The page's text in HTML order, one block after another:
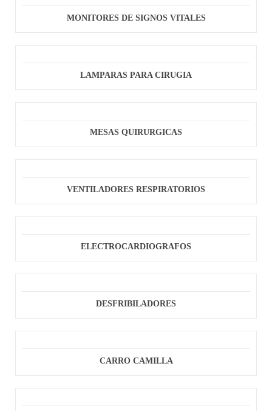
MONITORES DE SIGNOS VITALES
LAMPARAS PARA CIRUGIA
MESAS QUIRURGICAS
VENTILADORES RESPIRATORIOS
ELECTROCARDIOGRAFOS
DESFRIBILADORES
CARRO CAMILLA